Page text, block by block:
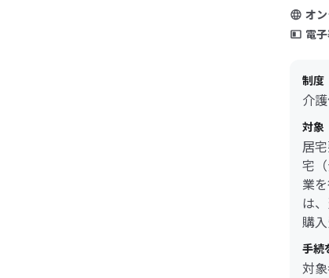
オ
電
制度
介
対象
居
宅
業
は
購
手続
対